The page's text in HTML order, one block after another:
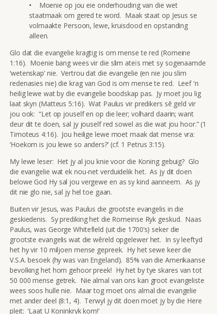
Moenie op jou eie onderhouding van die wet
staatmaak om gered te word. Maak staat op Jesus se
volmaakte Persoon, lewe, kruisdood en opstanding
alleen.
Glo dat die evangelie kragtig is om mense te red (Romeine
1:16). Moenie bang wees vir die slim ateïs met sy sogenaamde
‘wetenskap’ nie. Vertrou dat die evangelie (en nie jou slim
redenasies nie) die krag van God is om mense te red. Leef 'n
heilig lewe wat by die evangelie boodskap pas. Jy moet jou lig
laat skyn (Matteus 5:16). Wat Paulus vir predikers sê geld vir
jou ook: “Let op jouself en op die leer; volhard daarin; want
deur dit te doen, sal jy jouself red sowel as die wat jou hoor.” (1
Timoteus 4:16). Jou heilige lewe moet maak dat mense vra:
‘Hoekom is jou lewe so anders?’ (cf. 1 Petrus 3:15).
My lewe leser: Het jy al jou knie voor die Koning gebuig? Glo
die evangelie wat ek nou-net verduidelik het. As jy dit doen
belowe God Hy sal jou vergewe en as sy kind aanneem. As jy
dit nie glo nie, sal jy hel toe gaan.
Buiten vir Jesus, was Paulus die grootste evangelis in die
geskiedenis. Sy prediking het die Romeinse Ryk geskud. Naas
Paulus, was George Whitefield (uit die 1700’s) seker die
grootste evangelis wat die wêreld opgelewer het. In sy leeftyd
het hy vir 10 miljoen mense gepreek. Hy het sewe keer die
V.S.A. besoek (hy was van Engeland). 85% van die Amerikaanse
bevolking het hom gehoor preek! Hy het by tye skares van tot
50 000 mense getrek. Nie almal van ons kan groot evangeliste
wees soos hulle nie. Maar tog moet ons almal die evangelie
met ander deel (8:1, 4). Terwyl jy dit doen moet jy by die Here
pleit: ‘Laat U Koninkryk kom!’